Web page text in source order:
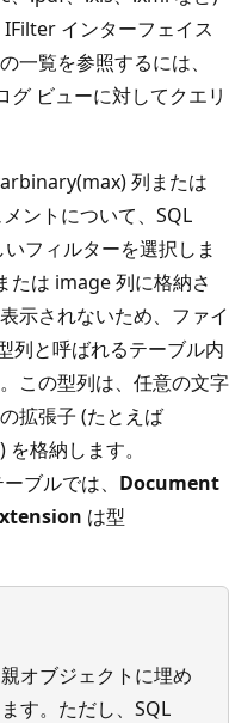
インターフェイス
一覧を参照するには、
グ ビューに対してクエリ
列または
ントについて、SQL
フィルターを選択しま
は image 列に格納さ
示されないため、ファイ
列と呼ばれるテーブル内
この型列は、任意の文字
拡張子 (たとえば
格納します。
ブルでは、 Document
は型
オブジェクトに埋め
す。ただし、SQL